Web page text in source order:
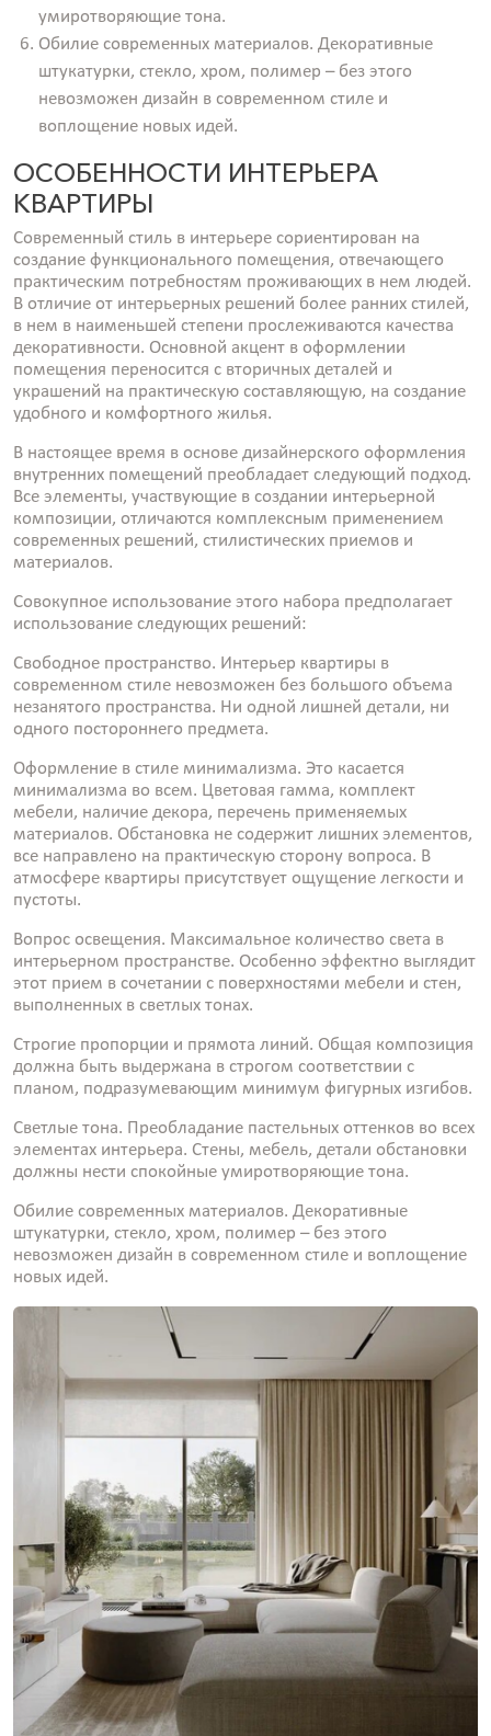
умиротворяющие тона.
Обилие современных материалов. Декоративные
штукатурки, стекло, хром, полимер – без этого
невозможен дизайн в современном стиле и
воплощение новых идей.
ОСОБЕННОСТИ ИНТЕРЬЕРА
КВАРТИРЫ
Современный стиль в интерьере сориентирован на
создание функционального помещения, отвечающего
практическим потребностям проживающих в нем людей.
В отличие от интерьерных решений более ранних стилей,
в нем в наименьшей степени прослеживаются качества
декоративности. Основной акцент в оформлении
помещения переносится с вторичных деталей и
украшений на практическую составляющую, на создание
удобного и комфортного жилья.
В настоящее время в основе дизайнерского оформления
внутренних помещений преобладает следующий подход.
Все элементы, участвующие в создании интерьерной
композиции, отличаются комплексным применением
современных решений, стилистических приемов и
материалов.
Совокупное использование этого набора предполагает
использование следующих решений:
Свободное пространство. Интерьер квартиры в
современном стиле невозможен без большого объема
незанятого пространства. Ни одной лишней детали, ни
одного постороннего предмета.
Оформление в стиле минимализма. Это касается
минимализма во всем. Цветовая гамма, комплект
мебели, наличие декора, перечень применяемых
материалов. Обстановка не содержит лишних элементов,
все направлено на практическую сторону вопроса. В
атмосфере квартиры присутствует ощущение легкости и
пустоты.
Вопрос освещения. Максимальное количество света в
интерьерном пространстве. Особенно эффектно выглядит
этот прием в сочетании с поверхностями мебели и стен,
выполненных в светлых тонах.
Строгие пропорции и прямота линий. Общая композиция
должна быть выдержана в строгом соответствии с
планом, подразумевающим минимум фигурных изгибов.
Светлые тона. Преобладание пастельных оттенков во всех
элементах интерьера. Стены, мебель, детали обстановки
должны нести спокойные умиротворяющие тона.
Обилие современных материалов. Декоративные
штукатурки, стекло, хром, полимер – без этого
невозможен дизайн в современном стиле и воплощение
новых идей.